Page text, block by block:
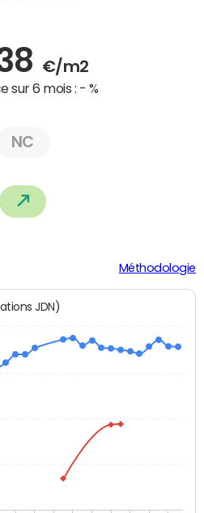
€/m2
sur 6 mois : - %
NC
Méthodologie
JDN)